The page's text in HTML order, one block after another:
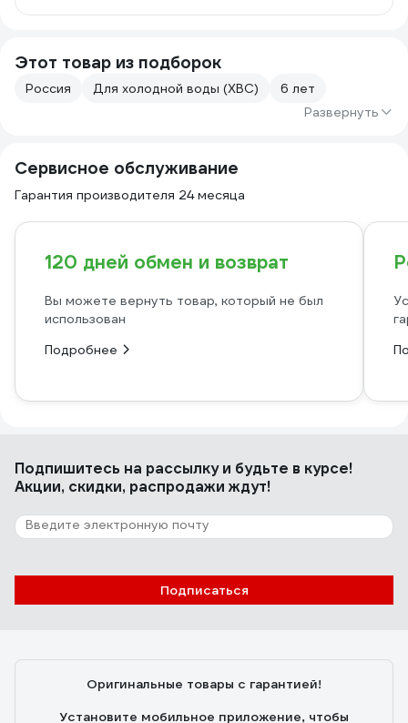
Этот товар из подборок
Россия Для холодной воды (ХВС)
6 лет
Развернуть
Сервисное обслуживание
Гарантия производителя 24 месяца
120 дней обмен и возврат
Вы можете вернуть товар, который не был
использован
Подробнее
Подпишитесь на рассылкуи будьте в курсе!
Акции, скидки, распродажи ждут!
Подписаться
Оригинальные товары с гарантией!
Установите мобильное приложение, чтобы